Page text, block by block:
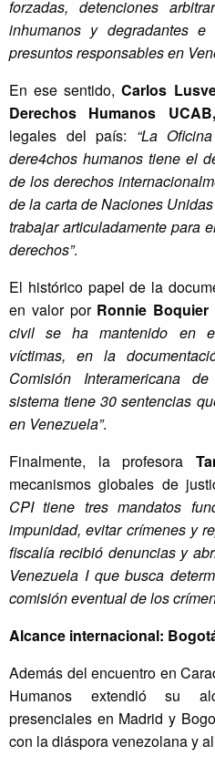
forzadas, detenciones
inhumanos y degradantes
presuntos responsables en
En ese sentido,Carlos
Derechos Humanos
legales del país: “La
dere4chos humanos tiene el
de los derechos
de la carta de Naciones
trabajar articuladamente para
derechos”.
El histórico papel de la
en valor por Ronnie Boquier
civil se ha mantenido en
víctimas, en la
Comisión Interamericana
sistema tiene 30 sentencias
en Venezuela”.
Finalmente, la profesora
mecanismos globales de
CPI tiene tres mandatos
impunidad, evitar crímenes y
fiscalía recibió denuncias y
Venezuela I que busca
comisión eventual de los
Alcance internacional:
Además del encuentro en
Humanos extendió su
presenciales en Madrid y
con la diáspora venezolana y